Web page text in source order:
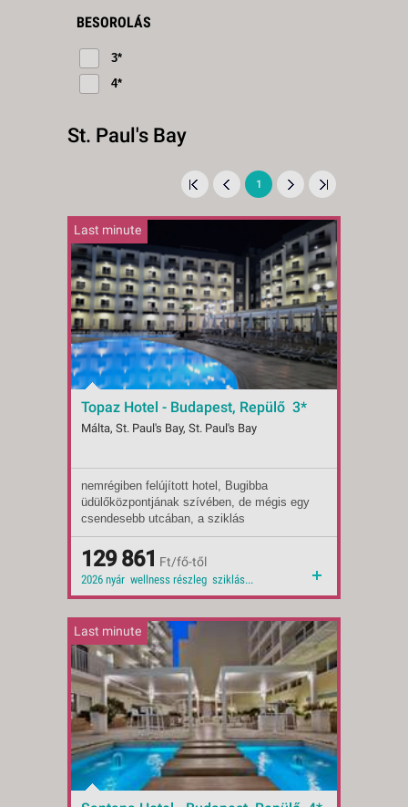
BESOROLÁS
3*
4*
St. Paul's Bay
1
Last minute
2026 nyár wellness részleg sziklás tengerpart 2026 városi, csendes környék wellness
Topaz Hotel - Budapest, Repülő 3*
Málta, St. Paul's Bay, St. Paul's Bay
Indulások:
2026.08.28-tól
Időpontok:
11 db
Ellátás:
félpanzió
Ellátás:
reggeli
Ellátás:
önellátás
Típus:
Tengerparti üdülés
Besorolás:
3*
Szállás:
Hotel
Utazás:
menetrendszerinti járattal
nemrégiben felújított hotel, Bugibba
üdülőközpontjának szívében, de mégis egy
csendesebb utcában, a sziklás
tengerparttól tíz perc sétányira található.
(kb. hétszáz méter). A tengerparti sétány
mellett éttermek, szórakozóhelyek, bárok
és üzletek sokasága található.
129 861 Ft/fő-től
Last minute